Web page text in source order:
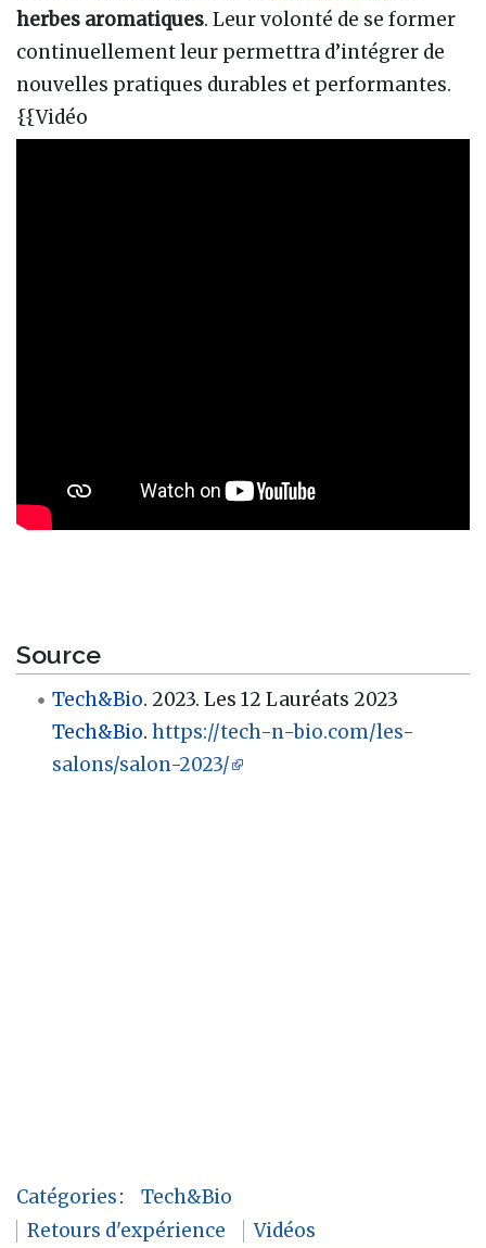
herbes aromatiques. Leur volonté de se former
continuellement leur permettra d’intégrer de
nouvelles pratiques durables et performantes.
{{Vidéo
Source
Tech&Bio. 2023. Les 12 Lauréats 2023
Tech&Bio.https://tech-n-bio.com/les-
salons/salon-2023/
Catégories:
Tech&Bio
Retours d'expérience
Vidéos